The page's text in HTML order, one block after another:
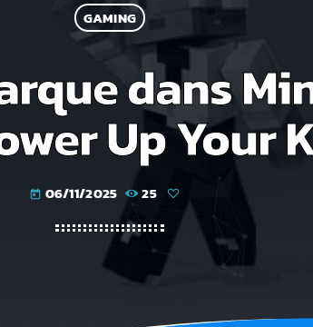
GAMING
dans
Up Your
today 06/11/2025 25